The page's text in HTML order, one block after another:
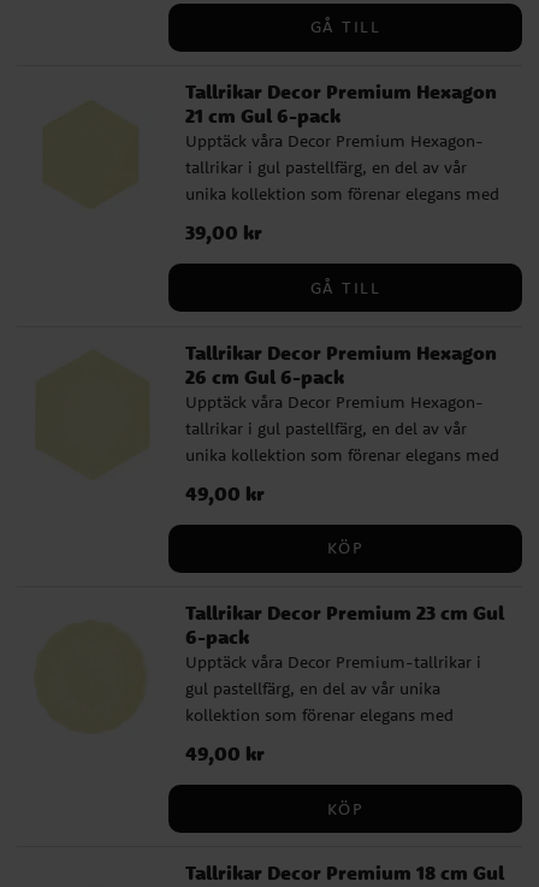
varje kalas och festlighet. De är innovativt
tillverkade av 77 % sockerrör, 9 % bambu,
Rymmer 310 ml. Deras högkvalitativa och
stabila design gör dem till ett idealiskt val
för en stilsäker och miljömedveten
dukning.
GÅ TILL
Tallrikar Decor Premium Hexagon
21 cm Gul 6-pack
Upptäck våra Decor Premium Hexagon-
tallrikar i gul pastellfärg, en del av vår
unika kollektion som förenar elegans med
miljövänlighet. Dessa 21 cm stora tallrikar
kommer i ett 6-pack och är perfekta för
varje kalas och festlighet. De är innovativt
tillverkade av 77 % sockerrör, 9 % bambu,
Deras högkvalitativa och stabila design gör
dem till ett idealiskt val för en stilsäker
och miljömedveten dukning.
Pris:39,00 kr
39,00 kr
GÅ TILL
Tallrikar Decor Premium Hexagon
26 cm Gul 6-pack
Upptäck våra Decor Premium Hexagon-
tallrikar i gul pastellfärg, en del av vår
unika kollektion som förenar elegans med
miljövänlighet. Dessa 26 cm stora tallrikar
kommer i ett 6-pack och är perfekta för
varje kalas och festlighet. De är innovativt
tillverkade av 77 % sockerrör, 9 % bambu,
Deras högkvalitativa och stabila design gör
dem till ett idealiskt val för en stilsäker
och miljömedveten dukning.
Pris :49,00 kr
49,00 kr
KÖP
Tallrikar Decor Premium 23 cm Gul
6-pack
Upptäck våra Decor Premium-tallrikar i
gul pastellfärg, en del av vår unika
kollektion som förenar elegans med
miljövänlighet. Dessa 23 cm stora tallrikar
kommer i ett 6-pack och är perfekta för
tillverkade av 77 % sockerrör, 9 % bambu,
Deras högkvalitativa och stabila design gör
Pris :49,00 kr
49,00 kr
KÖP
Tallrikar Decor Premium 18 cm Gul